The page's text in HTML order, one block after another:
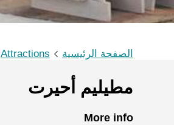
الصفحة الرئيسية Attractions
مطيليم أحيرت
More info